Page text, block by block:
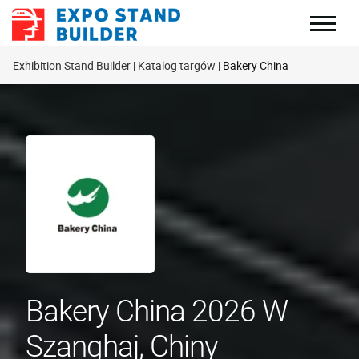
Skip
Exhibition Stand Builder Katalog targów Bakery China
Bakery China 2026 W
Szanghaj, Chiny